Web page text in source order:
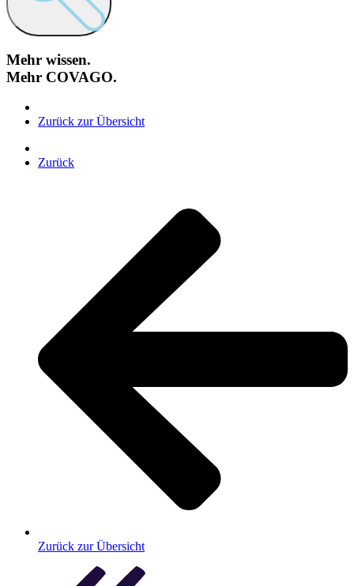
Mehr wissen.
Mehr COVAGO.
Zurück zur Übersicht
Zurück
Zurück zur Übersicht